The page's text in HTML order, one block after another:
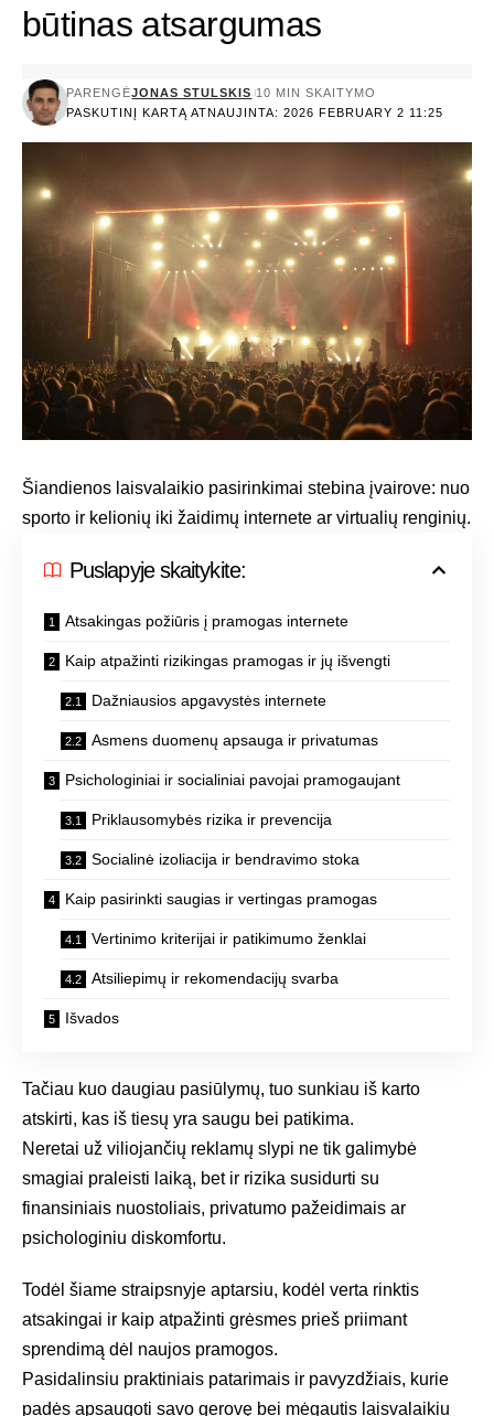
būtinas atsargumas
PASKUTINĮ KARTĄ ATNAUJINTA: 2026 FEBRUARY 2 11:25
PARENGĖJONAS STULSKIS 10 MIN SKAITYMO
Šiandienos laisvalaikio pasirinkimai stebina įvairove: nuo
sporto ir kelionių iki žaidimų internete ar virtualių renginių.
Puslapyje skaitykite:
Atsakingas požiūris į pramogas internete
Kaip atpažinti rizikingas pramogas ir jų išvengti
Dažniausios apgavystės internete
Asmens duomenų apsauga ir privatumas
Psichologiniai ir socialiniai pavojai pramogaujant
Priklausomybės rizika ir prevencija
Socialinė izoliacija ir bendravimo stoka
Kaip pasirinkti saugias ir vertingas pramogas
Vertinimo kriterijai ir patikimumo ženklai
Atsiliepimų ir rekomendacijų svarba
Išvados
Tačiau kuo daugiau pasiūlymų, tuo sunkiau iš karto
atskirti, kas iš tiesų yra saugu bei patikima.
Neretai už viliojančių reklamų slypi ne tik galimybė
smagiai praleisti laiką, bet ir rizika susidurti su
finansiniais nuostoliais, privatumo pažeidimais ar
psichologiniu diskomfortu.
Todėl šiame straipsnyje aptarsiu, kodėl verta rinktis
atsakingai ir kaip atpažinti grėsmes prieš priimant
sprendimą dėl naujos pramogos.
Pasidalinsiu praktiniais patarimais ir pavyzdžiais, kurie
padės apsaugoti savo gerovę bei mėgautis laisvalaikiu